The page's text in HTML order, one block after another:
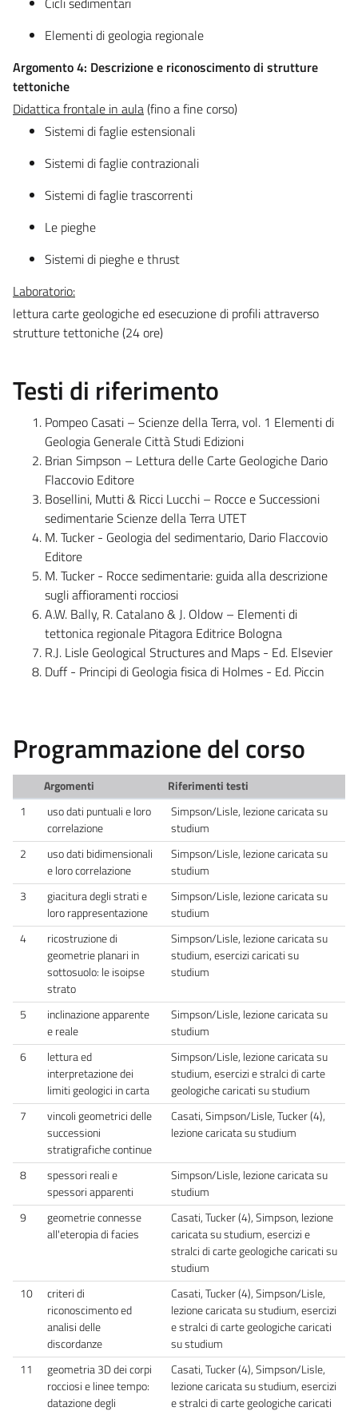
Elementi di geologia regionale
Argomento 4: Descrizione e riconoscimento di strutture
tettoniche
Didattica frontale in aula(fino a fine corso)
Sistemi di faglie estensionali
Sistemi di faglie contrazionali
Sistemi di faglie trascorrenti
Le pieghe
Sistemi di pieghe e thrust
Laboratorio:
lettura carte geologiche ed esecuzione di profili attraverso
strutture tettoniche (24 ore)
Testi di riferimento
Pompeo Casati – Scienze della Terra, vol. 1 Elementi di
Geologia Generale Città Studi Edizioni
Brian Simpson – Lettura delle Carte Geologiche Dario
Flaccovio Editore
Bosellini, Mutti & Ricci Lucchi – Rocce e Successioni
sedimentarie Scienze della Terra UTET
M. Tucker - Geologia del sedimentario, Dario Flaccovio
Editore
M. Tucker - Rocce sedimentarie: guida alla descrizione
sugli affioramenti rocciosi
A.W. Bally, R. Catalano & J. Oldow – Elementi di
tettonica regionale Pitagora Editrice Bologna
R.J. Lisle Geological Structures and Maps - Ed. Elsevier
Duff - Principi di Geologia fisica di Holmes - Ed. Piccin
Programmazione del corso
Argomenti
Riferimenti testi
1
uso dati puntuali e loro
correlazione
Simpson/Lisle, lezione caricata su
studium
2
uso dati bidimensionali
e loro correlazione
Simpson/Lisle, lezione caricata su
studium
3
giacitura degli strati e
loro rappresentazione
Simpson/Lisle, lezione caricata su
studium
4
ricostruzione di
geometrie planari in
sottosuolo: le isoipse
strato
Simpson/Lisle, lezione caricata su
studium, esercizi caricati su
studium
5
inclinazione apparente
e reale
Simpson/Lisle, lezione caricata su
studium
6
lettura ed
interpretazione dei
limiti geologici in carta
Simpson/Lisle, lezione caricata su
studium, esercizi e stralci di carte
geologiche caricati su studium
7
vincoli geometrici delle
successioni
stratigrafiche continue
Casati, Simpson/Lisle, Tucker (4),
lezione caricata su studium
8
spessori reali e
spessori apparenti
Simpson/Lisle, lezione caricata su
studium
9
geometrie connesse
all'eteropia di facies
Casati, Tucker (4), Simpson, lezione
caricata su studium, esercizi e
stralci di carte geologiche caricati su
studium
10
criteri di
riconoscimento ed
analisi delle
discordanze
Casati, Tucker (4), Simpson/Lisle,
lezione caricata su studium, esercizi
e stralci di carte geologiche caricati
su studium
11
geometria 3D dei corpi
rocciosi e linee tempo:
datazione degli
Casati, Tucker (4), Simpson/Lisle,
lezione caricata su studium, esercizi
e stralci di carte geologiche caricati